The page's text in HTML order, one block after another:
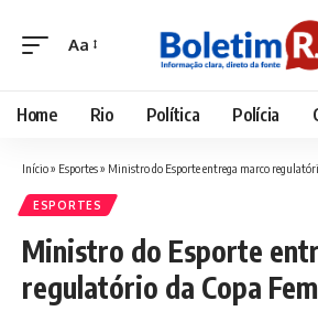
Font
Aa
Home Rio Política Polícia
Início» Esportes» Ministro do Esporte entrega marco
ESPORTES
Ministro do Esporte
regulatório da Copa